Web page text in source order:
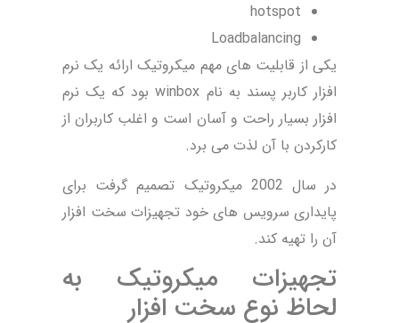
hotspot
Loadbalancing
یکی از قابلیت های مهم میکروتیک ارائه یک نرم
افزار کاربر پسند به نام winbox بود که یک نرم
افزار بسیار راحت و آسان است و اغلب کاربران از
کارکردن با آن لذت می برد.
در سال 2002 میکروتیک تصمیم گرفت برای
پایداری سرویس های خود تجهیزات سخت افزار
آن را تهیه کند.
تجهیزات میکروتیک به
لحاظ نوع سخت افزار